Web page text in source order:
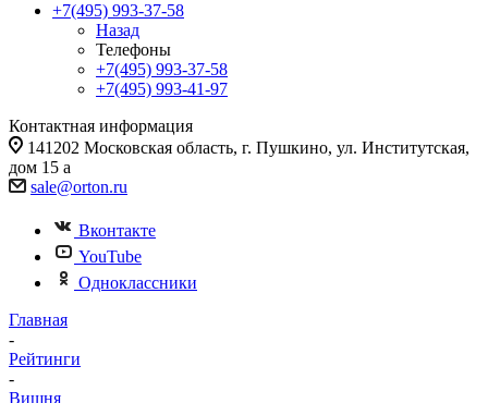
+7(495) 993-37-58
Назад
Телефоны
+7(495) 993-37-58
+7(495) 993-41-97
Контактная информация
141202 Московская область, г. Пушкино, ул. Институтская,
дом 15 а
sale@orton.ru
Вконтакте
YouTube
Одноклассники
Главная
-
Рейтинги
-
Вишня